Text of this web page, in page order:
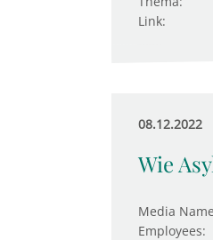
Link:
08.12.2022
Wie
Media
Employees: